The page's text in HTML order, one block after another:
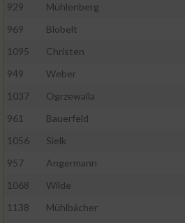
929
Mühlenberg
969
Blobelt
1095
Christen
949
Weber
1037
Ogrzewalla
961
Bauerfeld
1056
Sielk
957
Angermann
1068
Wilde
1138
Mühlbächer